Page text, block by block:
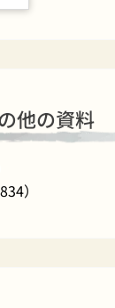
他の資料
）